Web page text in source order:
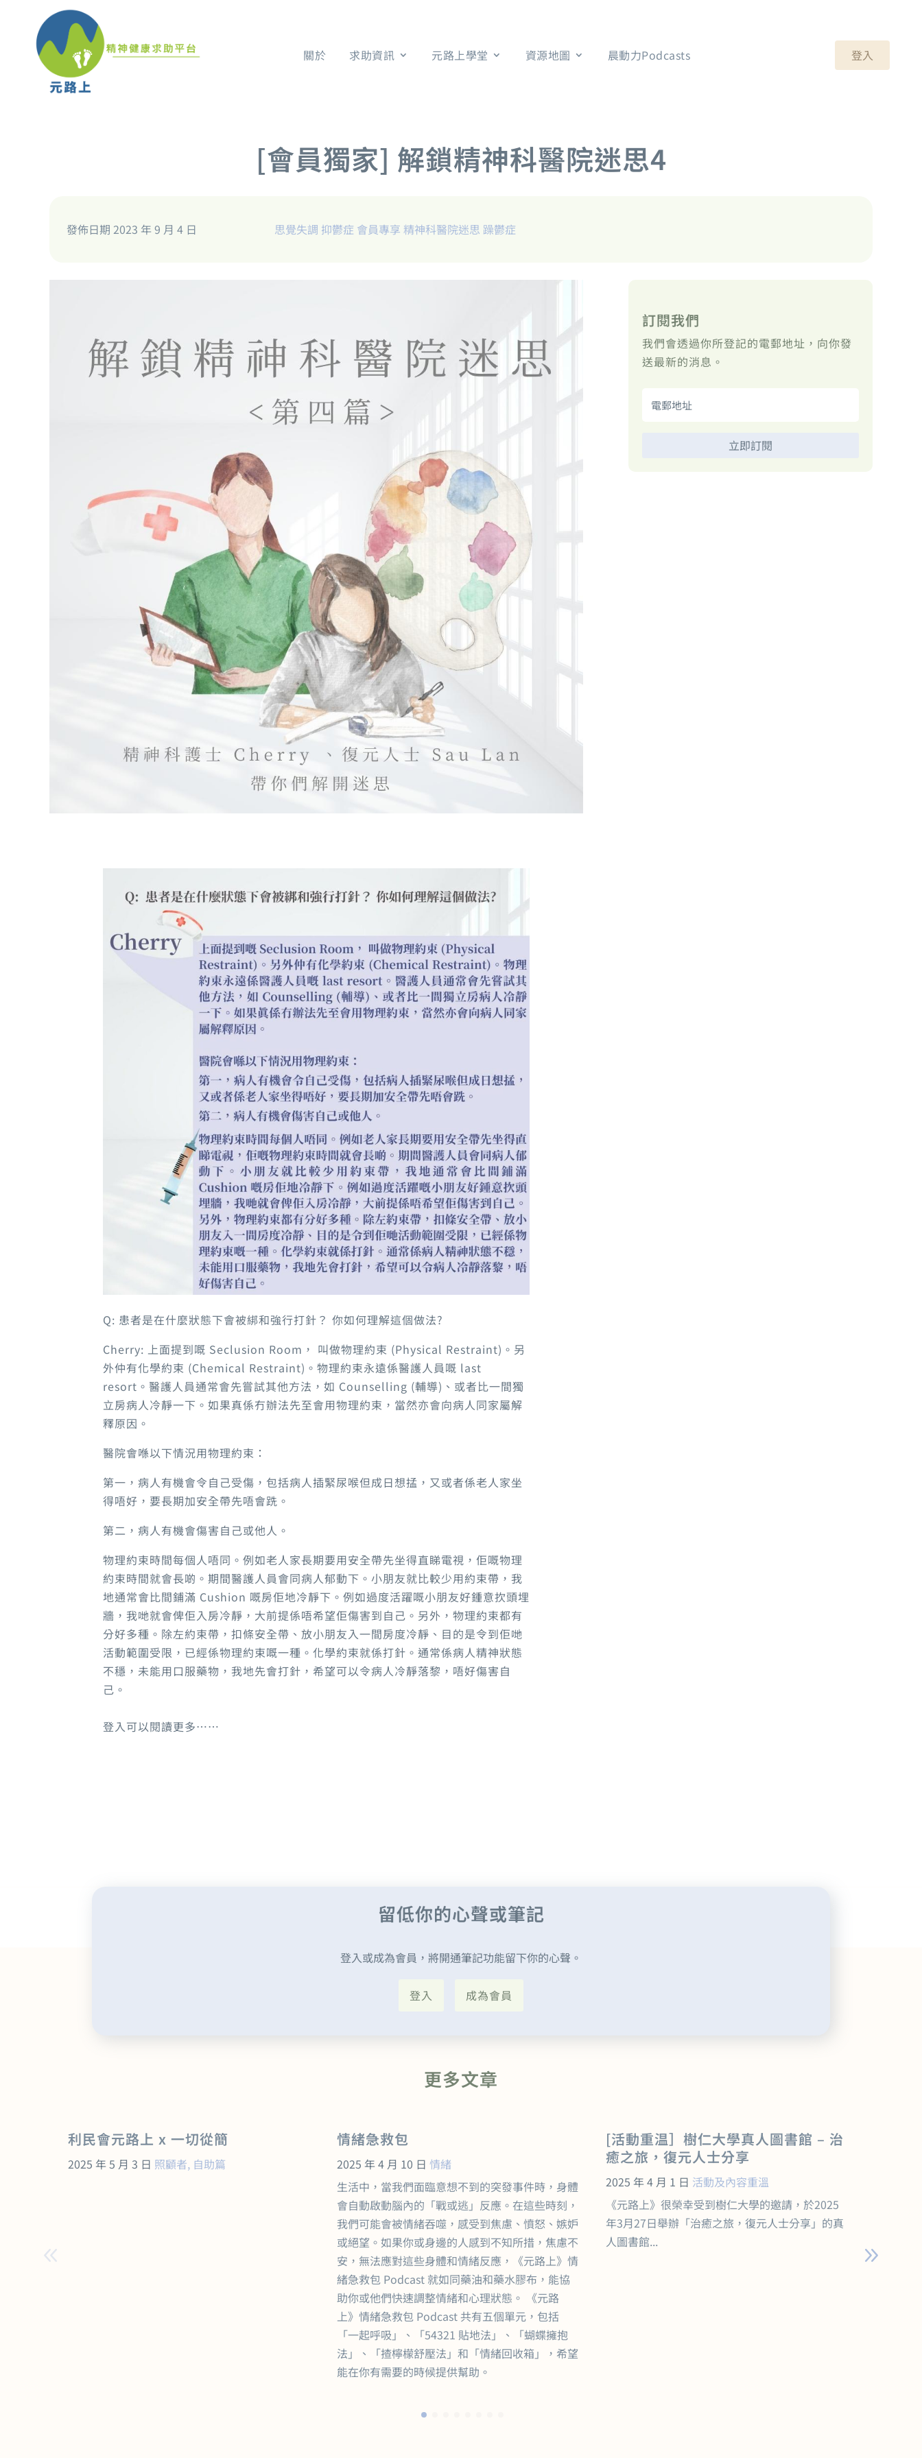
關於 求助資訊 元路上學堂 資源地圖 晨動力Podcasts 登入
[會員獨家] 解鎖精神科醫院迷思4
發佈日期 2023 年 9 月 4 日 思覺失調 抑鬱症 會員專享 精神科醫院迷思 躁鬱症
Q: 患者是在什麼狀態下會被綁和強行打針？ 你如何理解這個做法?
Cherry: 上面提到嘅 Seclusion Room， 叫做物理約束 (Physical Restraint)。另
外仲有化學約束 (Chemical Restraint)。物理約束永遠係醫護人員嘅 last
resort。醫護人員通常會先嘗試其他方法，如 Counselling (輔導)、或者比一間獨
立房病人冷靜一下。如果真係冇辦法先至會用物理約束，當然亦會向病人同家屬解
釋原因。
醫院會喺以下情況用物理約束：
第一，病人有機會令自己受傷，包括病人插緊尿喉但成日想掹，又或者係老人家坐
得唔好，要長期加安全帶先唔會跣。
第二，病人有機會傷害自己或他人。
物理約束時間每個人唔同。例如老人家長期要用安全帶先坐得直睇電視，佢嘅物理
約束時間就會長啲。期間醫護人員會同病人郁動下。小朋友就比較少用約束帶，我
地通常會比間鋪滿 Cushion 嘅房佢地冷靜下。例如過度活躍嘅小朋友好鍾意扻頭埋
牆，我哋就會俾佢入房冷靜，大前提係唔希望佢傷害到自己。另外，物理約束都有
分好多種。除左約束帶，扣條安全帶、放小朋友入一間房度冷靜、目的是令到佢哋
活動範圍受限，已經係物理約束嘅一種。化學約束就係打針。通常係病人精神狀態
不穩，未能用口服藥物，我地先會打針，希望可以令病人冷靜落黎，唔好傷害自
己。
登入可以閱讀更多……
訂閱我們
我們會透過你所登記的電郵地址，向你發
送最新的消息。
立即訂閱
留低你的心聲或筆記
登入或成為會員，將開通筆記功能留下你的心聲。
登入 成為會員
更多文章
利民會元路上 x 一切從簡
2025 年 5 月 3 日 照顧者, 自助篇
情緒急救包
2025 年 4 月 10 日 情緒
生活中，當我們面臨意想不到的突發事件時，身體
會自動啟動腦內的「戰或逃」反應。在這些時刻，
我們可能會被情緒吞噬，感受到焦慮、憤怒、嫉妒
或絕望。如果你或身邊的人感到不知所措，焦慮不
安，無法應對這些身體和情緒反應，《元路上》情
緒急救包 Podcast 就如同藥油和藥水膠布，能協
助你或他們快速調整情緒和心理狀態。 《元路
上》情緒急救包 Podcast 共有五個單元，包括
「一起呼吸」、「54321 貼地法」、「蝴蝶擁抱
法」、「揸檸檬舒壓法」和「情緒回收箱」，希望
能在你有需要的時候提供幫助。
[活動重温］樹仁大學真人圖書館 – 治
癒之旅，復元人士分享
2025 年 4 月 1 日 活動及內容重溫
《元路上》很榮幸受到樹仁大學的邀請，於2025
年3月27日舉辦「治癒之旅，復元人士分享」的真
人圖書館...
為人類最